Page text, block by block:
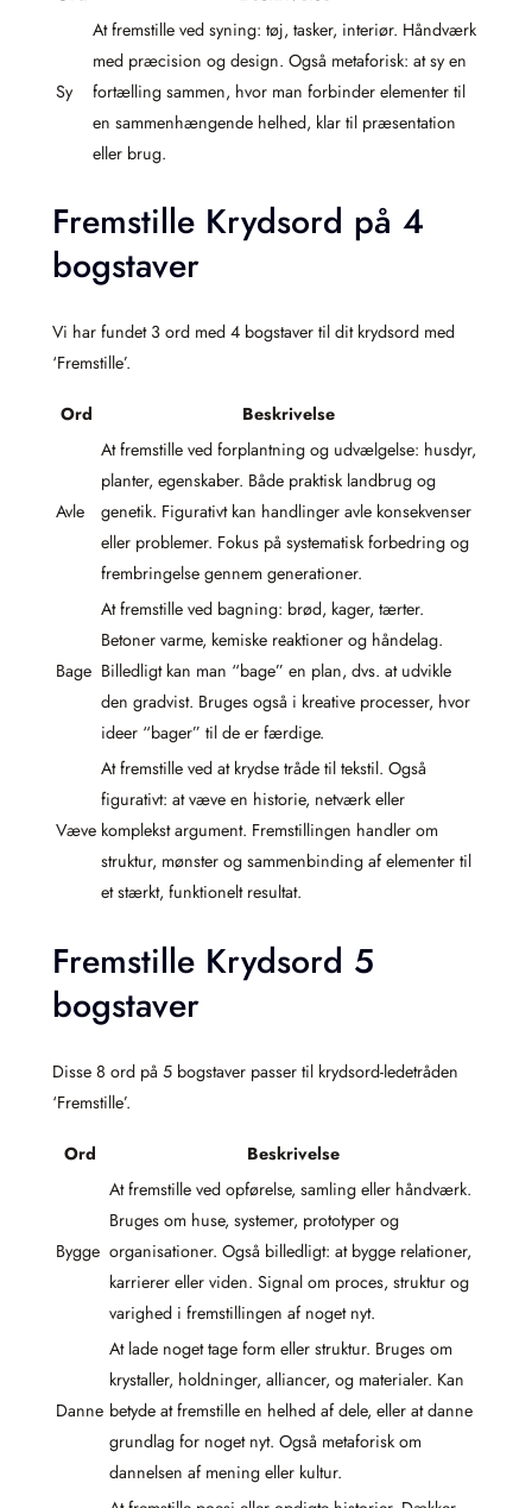
Sy
At fremstille ved syning: tøj, tasker, interiør. Håndværk
med præcision og design. Også metaforisk: at sy en
fortælling sammen, hvor man forbinder elementer til
en sammenhængende helhed, klar til præsentation
eller brug.
Fremstille Krydsord på 4
bogstaver
Vi har fundet 3 ord med 4 bogstaver til dit krydsord med
‘Fremstille’.
Ord Beskrivelse
Avle
At fremstille ved forplantning og udvælgelse: husdyr,
planter, egenskaber. Både praktisk landbrug og
genetik. Figurativt kan handlinger avle konsekvenser
eller problemer. Fokus på systematisk forbedring og
frembringelse gennem generationer.
Bage
At fremstille ved bagning: brød, kager, tærter.
Betoner varme, kemiske reaktioner og håndelag.
Billedligt kan man “bage” en plan, dvs. at udvikle
den gradvist. Bruges også i kreative processer, hvor
ideer “bager” til de er færdige.
Væve
At fremstille ved at krydse tråde til tekstil. Også
figurativt: at væve en historie, netværk eller
komplekst argument. Fremstillingen handler om
struktur, mønster og sammenbinding af elementer til
et stærkt, funktionelt resultat.
Fremstille Krydsord 5
bogstaver
Disse 8 ord på 5 bogstaver passer til krydsord-ledetråden
‘Fremstille’.
Ord Beskrivelse
Bygge
At fremstille ved opførelse, samling eller håndværk.
Bruges om huse, systemer, prototyper og
organisationer. Også billedligt: at bygge relationer,
karrierer eller viden. Signal om proces, struktur og
varighed i fremstillingen af noget nyt.
Danne
At lade noget tage form eller struktur. Bruges om
krystaller, holdninger, alliancer, og materialer. Kan
betyde at fremstille en helhed af dele, eller at danne
grundlag for noget nyt. Også metaforisk om
dannelsen af mening eller kultur.